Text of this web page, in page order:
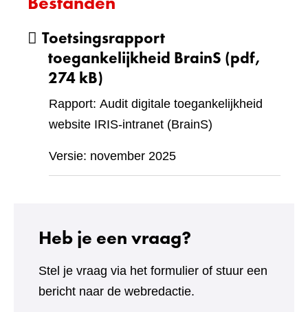
Toetsingsrapport
toegankelijkheid BrainS (pdf,
274 kB)
Rapport: Audit digitale toegankelijkheid
website IRIS-intranet (BrainS)
Versie: november 2025
Heb je een vraag?
Stel je vraag via het formulier of stuur een
bericht naar de webredactie.